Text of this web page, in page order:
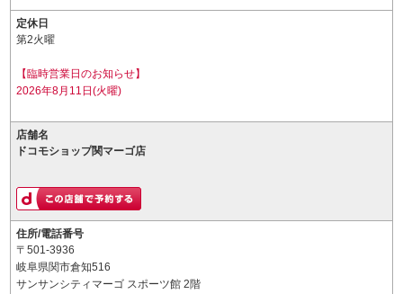
定休日
第2火曜
【臨時営業日のお知らせ】
2026年8月11日(火曜)
店舗名
ドコモショップ関マーゴ店
住所/電話番号
〒501-3936
岐阜県関市倉知516
サンサンシティマーゴ スポーツ館 2階